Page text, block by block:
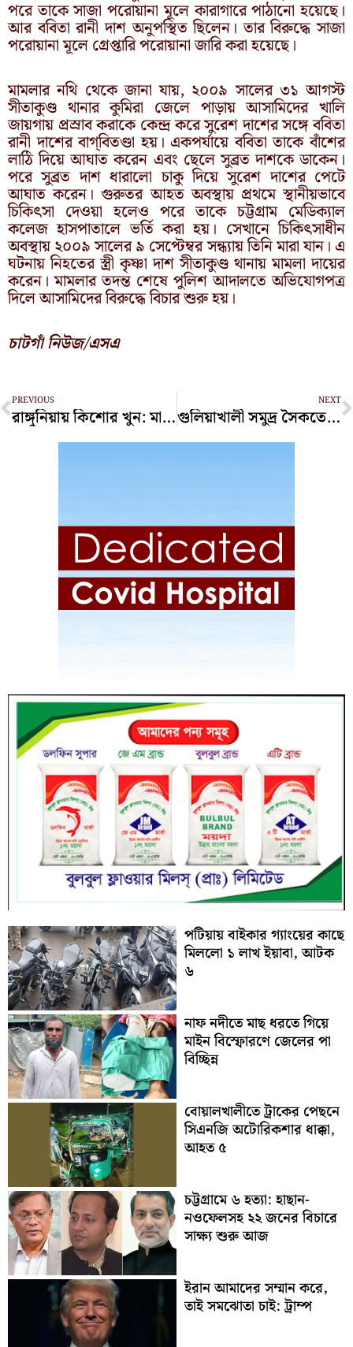
পরে তাকে সাজা পরোয়ানা মূলে কারাগারে পাঠানো হয়েছে।
আর ববিতা রানী দাশ অনুপস্থিত ছিলেন। তার বিরুদ্ধে সাজা
পরোয়ানা মূলে গ্রেপ্তারি পরোয়ানা জারি করা হয়েছে।
মামলার নথি থেকে জানা যায়, ২০০৯ সালের ৩১ আগস্ট
সীতাকুণ্ড থানার কুমিরা জেলে পাড়ায় আসামিদের খালি
জায়গায় প্রস্রাব করাকে কেন্দ্র করে সুরেশ দাশের সঙ্গে ববিতা
রানী দাশের বাগ্‌বিতণ্ডা হয়। একপর্যায়ে ববিতা তাকে বাঁশের
লাঠি দিয়ে আঘাত করেন এবং ছেলে সুব্রত দাশকে ডাকেন।
পরে সুব্রত দাশ ধারালো চাকু দিয়ে সুরেশ দাশের পেটে
আঘাত করেন। গুরুতর আহত অবস্থায় প্রথমে স্থানীয়ভাবে
চিকিৎসা দেওয়া হলেও পরে তাকে চট্টগ্রাম মেডিক্যাল
কলেজ হাসপাতালে ভর্তি করা হয়। সেখানে চিকিৎসাধীন
অবস্থায় ২০০৯ সালের ৯ সেপ্টেম্বর সন্ধ্যায় তিনি মারা যান। এ
ঘটনায় নিহতের স্ত্রী কৃষ্ণা দাশ সীতাকুণ্ড থানায় মামলা দায়ের
করেন। মামলার তদন্ত শেষে পুলিশ আদালতে অভিযোগপত্র
দিলে আসামিদের বিরুদ্ধে বিচার শুরু হয়।
চাটগাঁ নিউজ/এসএ
Prev
PREVIOUS
রাঙ্গুনিয়ায় কিশোর খুন: মা ও মৃত যুবকের বিরুদ্ধে হত্যা মামলা
NEXT
গুলিয়াখালী সমুদ্র সৈকতে গোসলে নেমে নিখোঁজ পর্যটক
পটিয়ায় বাইকার গ্যাংয়ের কাছে
মিললো ১ লাখ ইয়াবা, আটক
৬
নাফ নদীতে মাছ ধরতে গিয়ে
মাইন বিস্ফোরণে জেলের পা
বিচ্ছিন্ন
বোয়ালখালীতে ট্রাকের পেছনে
সিএনজি অটোরিকশার ধাক্কা,
আহত ৫
চট্টগ্রামে ৬ হত্যা: হাছান-
নওফেলসহ ২২ জনের বিচারে
সাক্ষ্য শুরু আজ
ইরান আমাদের সম্মান করে,
তাই সমঝোতা চাই: ট্রাম্প